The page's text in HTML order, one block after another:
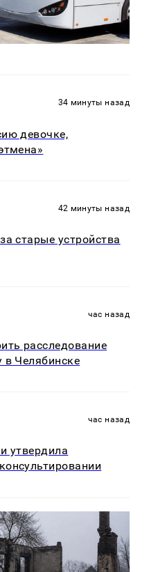
34 минуты назад
девочке,
42 минуты назад
старые устройства
час назад
расследование
Челябинске
час назад
утвердила